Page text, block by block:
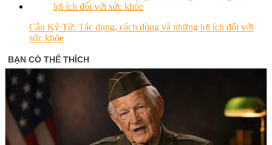
Câu Kỷ Tử: Tác dụng, cách dùng và những lợi ích đối với
sức khỏe